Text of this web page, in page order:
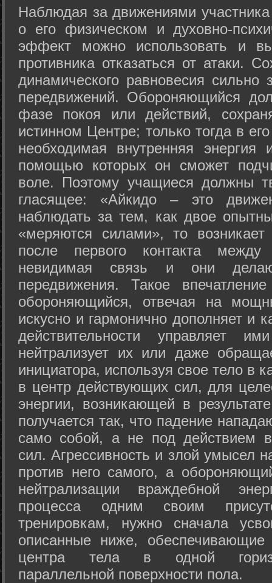
Hаблюдая за движениями
о его физическом и духовно-
эффект можно использовать и
противника отказаться от атаки.
динамического равновесия сильно
передвижений. Обороняющийся
фазе покоя или действий,
истинном Центре; только тогда в
необходимая внутренняя
помощью которых он сможет
воле. Поэтому учащиеся должны
гласящее: «Айкидо – это
наблюдать за тем, как двое
«меряются силами», то возникает
после первого контакта
невидимая связь и они
передвижения. Такое
обороняющийся, отвечая на
искусно и гармонично дополняет и
действительности управляет
нейтрализует их или даже
инициатора, используя свое тело в
в центр действующих сил, для
энергии, возникающей в
получается так, что падение
само собой, а не под действием
сил. Агрессивность и злой умысел
против него самого, а
нейтрализации враждебной
процесса одним своим
тренировкам, нужно сначала
описанные ниже, обеспечивающие
центра тела в одной
параллельной поверхности пола.